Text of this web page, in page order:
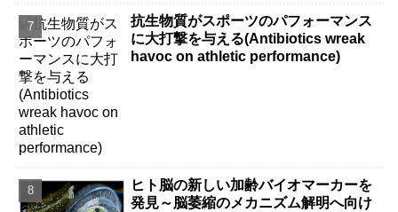
抗生物質がスポーツのパフォーマンス
に大打撃を与える(Antibiotics wreak
havoc on athletic performance)
ヒト脳の新しい加齢バイオマーカーを
発見～脳萎縮のメカニズム解明へ向け